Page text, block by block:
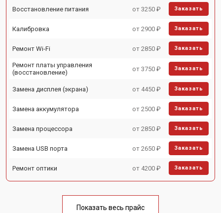
Восстановление питания от 3250 ₽ Заказать
Калибровка от 2900 ₽ Заказать
Ремонт Wi-Fi от 2850 ₽ Заказать
Ремонт платы управления
(восстановление)
от 3750 ₽ Заказать
Замена дисплея (экрана) от 4450 ₽ Заказать
Замена аккумулятора от 2500 ₽ Заказать
Замена процессора от 2850 ₽ Заказать
Замена USB порта от 2650 ₽ Заказать
Ремонт оптики от 4200 ₽ Заказать
Показать весь прайс